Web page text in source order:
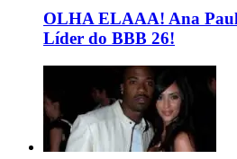
OLHA ELAAA! Ana
Líder do BBB 26!